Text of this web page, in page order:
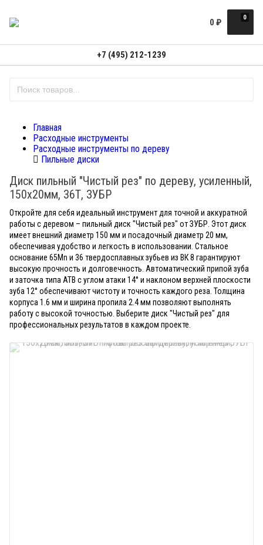
0
0 ₽
+7 (495) 212-1239
Главная
Расходные инструменты
Расходные инструменты по дереву
Пильные диски
Диск пильный "Чистый рез" по дереву, усиленный,
150х20мм, 36Т, ЗУБР
Откройте для себя идеальный инструмент для точной и аккуратной
работы с деревом – пильный диск "Чистый рез" от ЗУБР. Этот диск
имеет внешний диаметр 150 мм и посадочный диаметр 20 мм,
обеспечивая удобство и легкость в использовании. Стальное
основание 65Mn и 36 твердосплавных зубьев из ВК 8 гарантируют
высокую прочность и долговечность. Автоматический припой зуба
и заточка типа АТВ с углом атаки 14° и наклоном верхней плоскости
зуба 12° обеспечивают чистоту и точность каждого реза. Толщина
корпуса 1.6 мм и ширина пропила 2.4 мм позволяют выполнять
работу с высокой точностью. Выберите диск "Чистый рез" для
профессиональных результатов в каждом проекте.